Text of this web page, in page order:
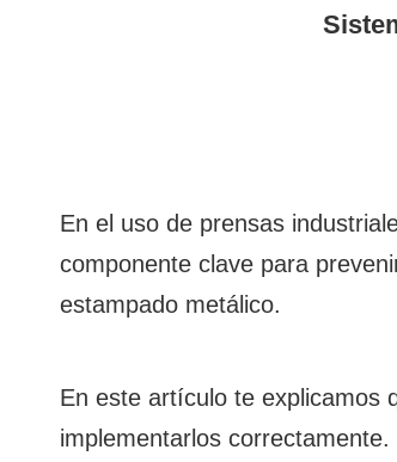
En el uso de prensas
componente clave para
estampado metálico.
En este artículo te explicamos
implementarlos correctamente.